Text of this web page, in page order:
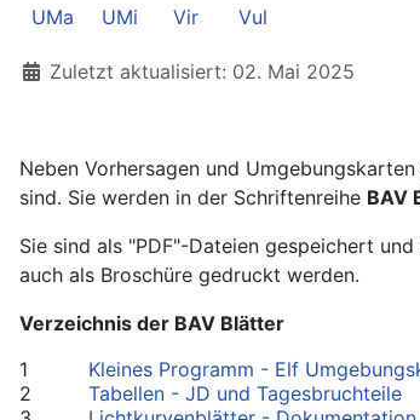
UMa
UMi Vir Vul
DetailsZuletzt aktualisiert: 02. Mai 2025
Neben Vorhersagen und
sind. Sie werden in der Schriftenreihe BAV
Sie sind als "PDF"-Dateien gespeichert
auch als Broschüre gedruckt werden.
Verzeichnis der BAV Blätter
1
Kleines Programm - Elf
2
Tabellen - JD und Tagesbruchteile